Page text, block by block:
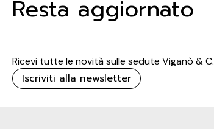
Resta aggiornato
Ricevi tutte le novità sulle sedute Viganò & C.
Iscriviti alla newsletter